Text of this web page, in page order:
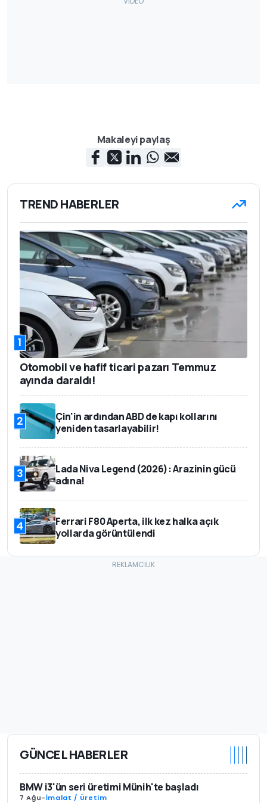
Makaleyi paylaş
TREND HABERLER
1
Otomobil ve hafif ticari pazarı Temmuz
ayında daraldı!
2
Çin'in ardından ABD de kapı kollarını
yeniden tasarlayabilir!
3
Lada Niva Legend (2026): Arazinin gücü
adına!
4
Ferrari F80 Aperta, ilk kez halka açık
yollarda görüntülendi
GÜNCEL HABERLER
BMW i3'ün seri üretimi Münih'te başladı
7 Ağu-İmalat / Üretim